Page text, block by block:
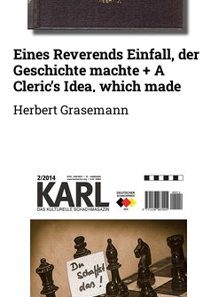
Eines Reverends Einfall, der
Geschichte machte + A
Cleric’s Idea, which made
History ...
Herbert Grasemann